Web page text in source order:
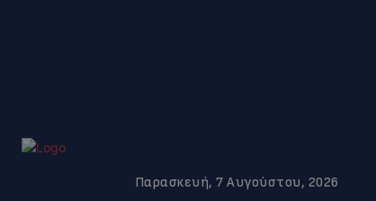
Παρασκευή, 7 Αυγούστου, 2026